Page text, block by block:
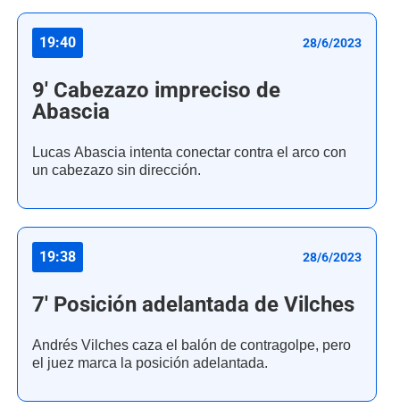
19:40 28/6/2023
9' Cabezazo impreciso de
Abascia
Lucas Abascia intenta conectar contra el arco con
un cabezazo sin dirección.
19:38 28/6/2023
7' Posición adelantada de Vilches
Andrés Vilches caza el balón de contragolpe, pero
el juez marca la posición adelantada.